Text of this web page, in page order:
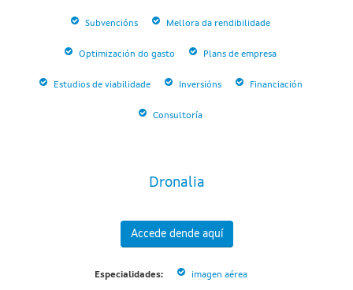
Subvencións Mellora da rendibilidade
Optimización do gasto Plans de empresa
Estudios de viabilidade Inversións Financiación
Consultoría
Dronalia
Accede dende aquí
Especialidades: imagen aérea